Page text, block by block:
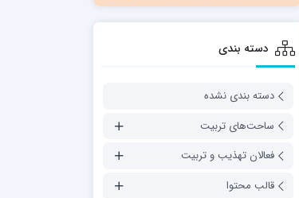
کتاب «نقش تربیتی مدیران
دسته بندی
دسته بندی نشده
ساحت‌های تربیت
فعالان تهذیب و تربیت
قالب محتوا